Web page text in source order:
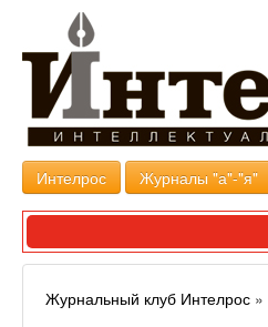
Интелрос Журналы "а"-"я"
Журнальный клуб Интелрос »